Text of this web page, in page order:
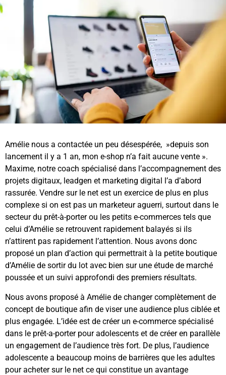
Amélie nous a contactée un peu désespérée, »depuis son
lancement il y a 1 an, mon e-shop n’a fait aucune vente ».
Maxime, notre coach spécialisé dans l’accompagnement des
projets digitaux, leadgen et marketing digital l’a d’abord
rassurée. Vendre sur le net est un exercice de plus en plus
complexe si on est pas un marketeur aguerri, surtout dans le
secteur du prêt-à-porter ou les petits e-commerces tels que
celui d’Amélie se retrouvent rapidement balayés si ils
n’attirent pas rapidement l’attention. Nous avons donc
proposé un plan d’action qui permettrait à la petite boutique
d’Amélie de sortir du lot avec bien sur une étude de marché
poussée et un suivi approfondi des premiers résultats.
Nous avons proposé à Amélie de changer complètement de
concept de boutique afin de viser une audience plus ciblée et
plus engagée. L’idée est de créer un e-commerce spécialisé
dans le prêt-a-porter pour adolescents et de créer en parallèle
un engagement de l’audience très fort. De plus, l’audience
adolescente a beaucoup moins de barrières que les adultes
pour acheter sur le net ce qui constitue un avantage